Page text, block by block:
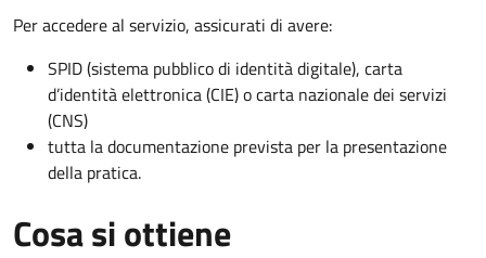
Per accedere al servizio, assicurati di avere:
SPID (sistema pubblico di identità digitale), carta
d’identità elettronica (CIE) o carta nazionale dei servizi
(CNS)
tutta la documentazione prevista per la presentazione
della pratica.
Cosa si ottiene